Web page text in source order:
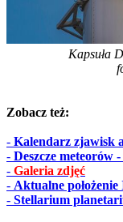
Kapsuła
Zobacz też:
- Kalendarz zjawisk
- Deszcze meteorów
- Galeria zdjęć
- Aktualne
- Stellarium